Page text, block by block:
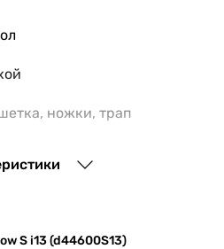
ножки, трап
Республика
S i13 (d44600S13)